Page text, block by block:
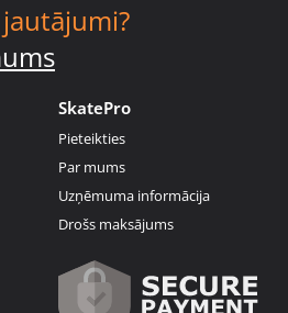
SkatePro
Pieteikties
Par mums
Uzņēmuma informācija
Drošs maksājums